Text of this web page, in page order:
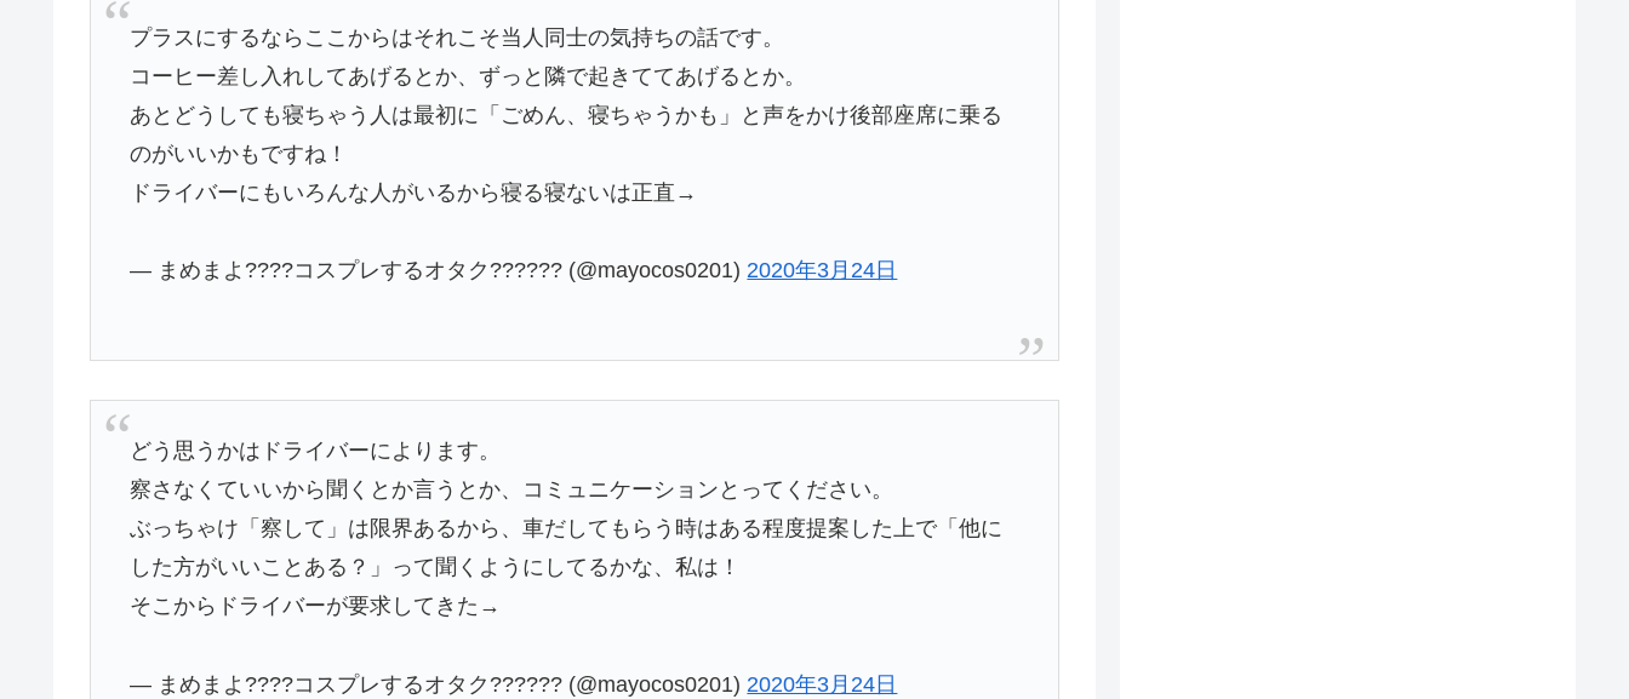
プラスにするならここからはそれこそ当人同士の気持ちの話です。
コーヒー差し入れしてあげるとか、ずっと隣で起きててあげるとか。
あとどうしても寝ちゃう人は最初に「ごめん、寝ちゃうかも」と声をかけ後部座席に乗る
のがいいかもですね！
ドライバーにもいろんな人がいるから寝る寝ないは正直→
— まめまよ????コスプレするオタク?????? (@mayocos0201) 2020年3月24日
どう思うかはドライバーによります。
察さなくていいから聞くとか言うとか、コミュニケーションとってください。
ぶっちゃけ「察して」は限界あるから、車だしてもらう時はある程度提案した上で「他に
した方がいいことある？」って聞くようにしてるかな、私は！
そこからドライバーが要求してきた→
— まめまよ????コスプレするオタク?????? (@mayocos0201) 2020年3月24日